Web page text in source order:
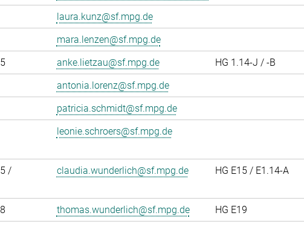
laura.kunz@sf.mpg.de
mara.lenzen@sf.mpg.de
anke.lietzau@sf.mpg.de
HG 1.14-J / -B
antonia.lorenz@sf.mpg.de
patricia.schmidt@sf.mpg.de
leonie.schroers@sf.mpg.de
/
claudia.wunderlich@sf.mpg.de HG E15 / E1.14-A
thomas.wunderlich@sf.mpg.de HG E19